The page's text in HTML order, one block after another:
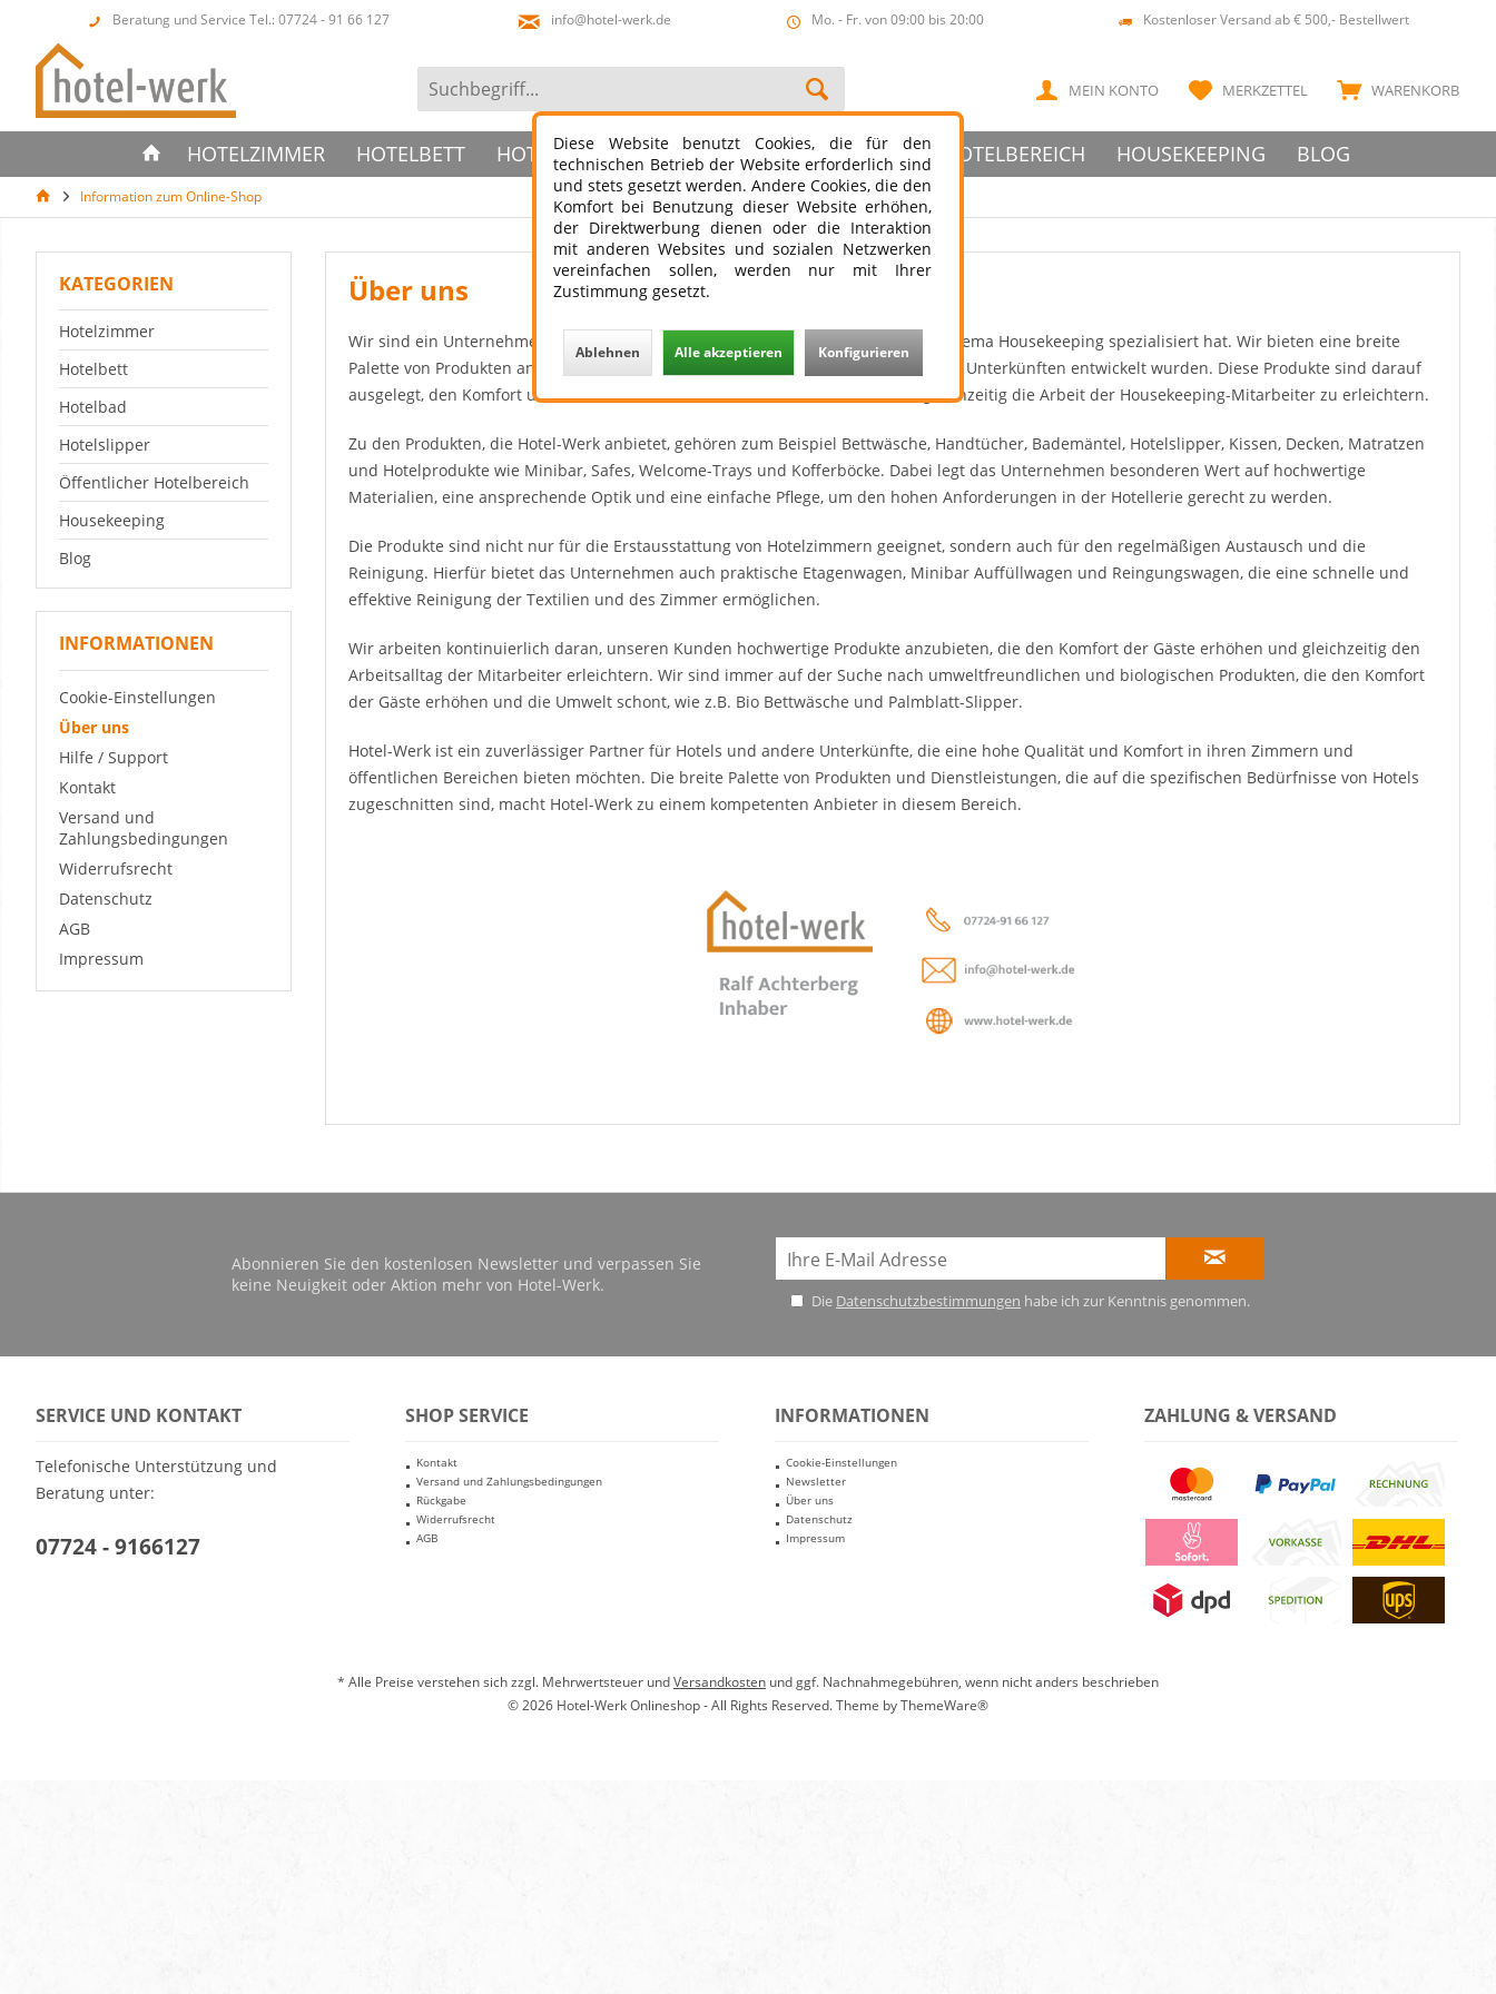
Beratung und Service Tel.: 07724 - 91 66 127 info@hotel-werk.de Mo. - Fr. von 09:00 bis 20:00 Kostenloser Versand ab € 500,- Bestellwert
WARENKORB
MERKZETTEL
MEIN KONTO
HOTELZIMMER HOTELBETT HOTELBAD HOTELSLIPPER ÖFFENTLICHER HOTELBEREICH HOUSEKEEPING BLOG
Information zum Online-Shop
KATEGORIEN
Hotelzimmer
Hotelbett
Hotelbad
Hotelslipper
Öffentlicher Hotelbereich
Housekeeping
Blog
INFORMATIONEN
Cookie-Einstellungen
Über uns
Hilfe / Support
Kontakt
Versand und
Zahlungsbedingungen
Widerrufsrecht
Datenschutz
AGB
Impressum
Über uns
Wir sind ein Unternehmen, das sich seit seiner Gründung im Jahr 2012 auf das Thema Housekeeping spezialisiert hat. Wir bieten eine breite
Palette von Produkten an, die speziell für die Bedürfnisse von Hotels und anderen Unterkünften entwickelt wurden. Diese Produkte sind darauf
ausgelegt, den Komfort und die Zufriedenheit der Gäste zu maximieren und gleichzeitig die Arbeit der Housekeeping-Mitarbeiter zu erleichtern.
Zu den Produkten, die Hotel-Werk anbietet, gehören zum Beispiel Bettwäsche, Handtücher, Bademäntel, Hotelslipper, Kissen, Decken, Matratzen
und Hotelprodukte wie Minibar, Safes, Welcome-Trays und Kofferböcke. Dabei legt das Unternehmen besonderen Wert auf hochwertige
Materialien, eine ansprechende Optik und eine einfache Pflege, um den hohen Anforderungen in der Hotellerie gerecht zu werden.
Die Produkte sind nicht nur für die Erstausstattung von Hotelzimmern geeignet, sondern auch für den regelmäßigen Austausch und die
Reinigung. Hierfür bietet das Unternehmen auch praktische Etagenwagen, Minibar Auffüllwagen und Reingungswagen, die eine schnelle und
effektive Reinigung der Textilien und des Zimmer ermöglichen.
Wir arbeiten kontinuierlich daran, unseren Kunden hochwertige Produkte anzubieten, die den Komfort der Gäste erhöhen und gleichzeitig den
Arbeitsalltag der Mitarbeiter erleichtern. Wir sind immer auf der Suche nach umweltfreundlichen und biologischen Produkten, die den Komfort
der Gäste erhöhen und die Umwelt schont, wie z.B. Bio Bettwäsche und Palmblatt-Slipper.
Hotel-Werk ist ein zuverlässiger Partner für Hotels und andere Unterkünfte, die eine hohe Qualität und Komfort in ihren Zimmern und
öffentlichen Bereichen bieten möchten. Die breite Palette von Produkten und Dienstleistungen, die auf die spezifischen Bedürfnisse von Hotels
zugeschnitten sind, macht Hotel-Werk zu einem kompetenten Anbieter in diesem Bereich.
Abonnieren Sie den kostenlosen Newsletter und verpassen Sie
keine Neuigkeit oder Aktion mehr von Hotel-Werk.
Die Datenschutzbestimmungen habe ich zur Kenntnis genommen.
SERVICE UND KONTAKT
Telefonische Unterstützung und
Beratung unter:
07724 - 9166127
SHOP SERVICE
Kontakt
Versand und Zahlungsbedingungen
Rückgabe
Widerrufsrecht
AGB
INFORMATIONEN
Cookie-Einstellungen
Newsletter
Über uns
Datenschutz
Impressum
ZAHLUNG & VERSAND
* Alle Preise verstehen sich zzgl. Mehrwertsteuer undVersandkosten und ggf. Nachnahmegebühren, wenn nicht anders beschrieben
© 2026 Hotel-Werk Onlineshop - All Rights Reserved. Theme byThemeWare®
Diese Website benutzt Cookies, die für den
technischen Betrieb der Website erforderlich sind
und stets gesetzt werden. Andere Cookies, die den
Komfort bei Benutzung dieser Website erhöhen,
der Direktwerbung dienen oder die Interaktion
mit anderen Websites und sozialen Netzwerken
vereinfachen sollen, werden nur mit Ihrer
Zustimmung gesetzt.
Ablehnen Alle akzeptieren Konfigurieren